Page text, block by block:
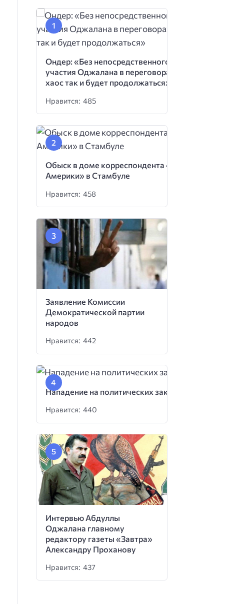
Ондер: «Без непосредственного
участия Оджалана в переговорах
хаос так и будет продолжаться»
Нравится: 485
Обыск в доме корреспондента «Голоса
Америки» в Стамбуле
Нравится: 458
Заявление Комиссии
Демократической партии
народов
Нравится: 442
Нападение на политических заключенных
Нравится: 440
Интервью Абдуллы
Оджалана главному
редактору газеты «Завтра»
Александру Проханову
Нравится: 437